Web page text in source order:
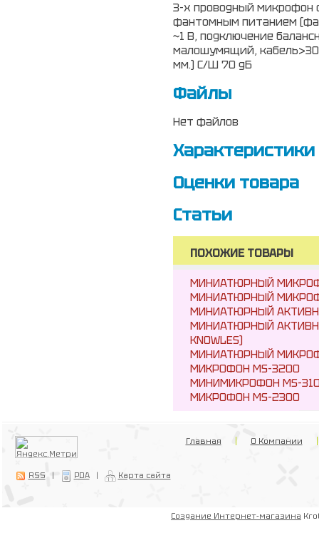
3-х проводный микрофон
фантомным питанием
~1 В, подключение
малошумящий,
мм.) С/Ш 70 дБ
Файлы
Нет файлов
Характеристики
Оценки товара
Статьи
ПОХОЖИЕ ТОВАРЫ
МИНИАТЮРНЫЙ
МИНИАТЮРНЫЙ
МИНИАТЮРНЫЙ
МИНИАТЮРНЫЙ
KNOWLES)
МИНИАТЮРНЫЙ
МИКРОФОН MS-3200
МИНИМИКРОФОН MS-
МИКРОФОН MS-2300
RSS | PDA | Карта сайта
Главная О Компании
Создание Интернет-магазина